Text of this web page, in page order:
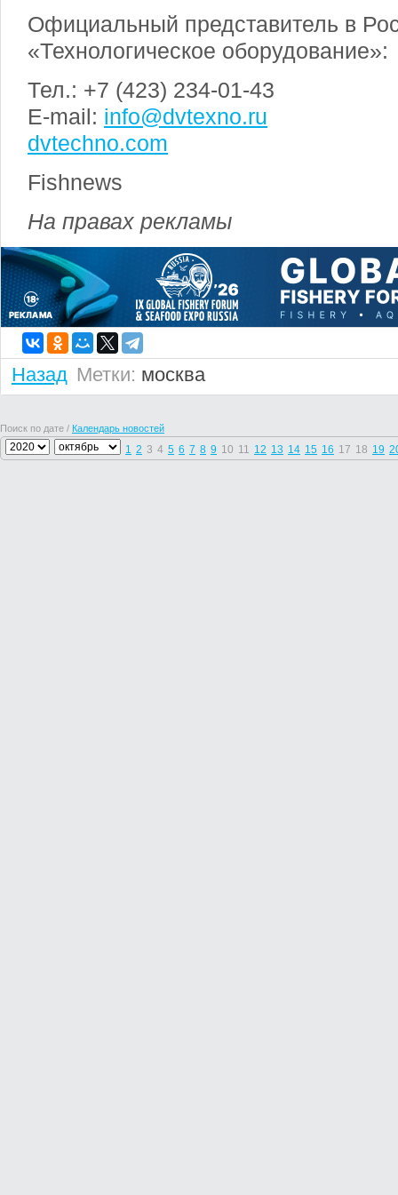
Официальный представитель в
«Технологическое оборудование»:
Тел.: +7 (423) 234-01-43
E-mail: info@dvtexno.ru
dvtechno.com
Fishnews
На правах рекламы
Назад Метки: москва
Поиск по дате / Календарь новостей
1 2 3 4 5 6 7 8 9 10 11 12 13 14 15 16 17 18 19